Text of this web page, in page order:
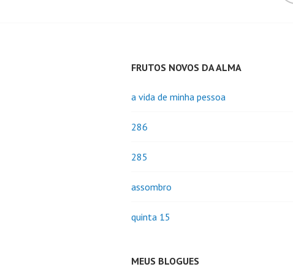
FRUTOS NOVOS DA ALMA
a vida de minha pessoa
286
285
assombro
quinta 15
MEUS BLOGUES